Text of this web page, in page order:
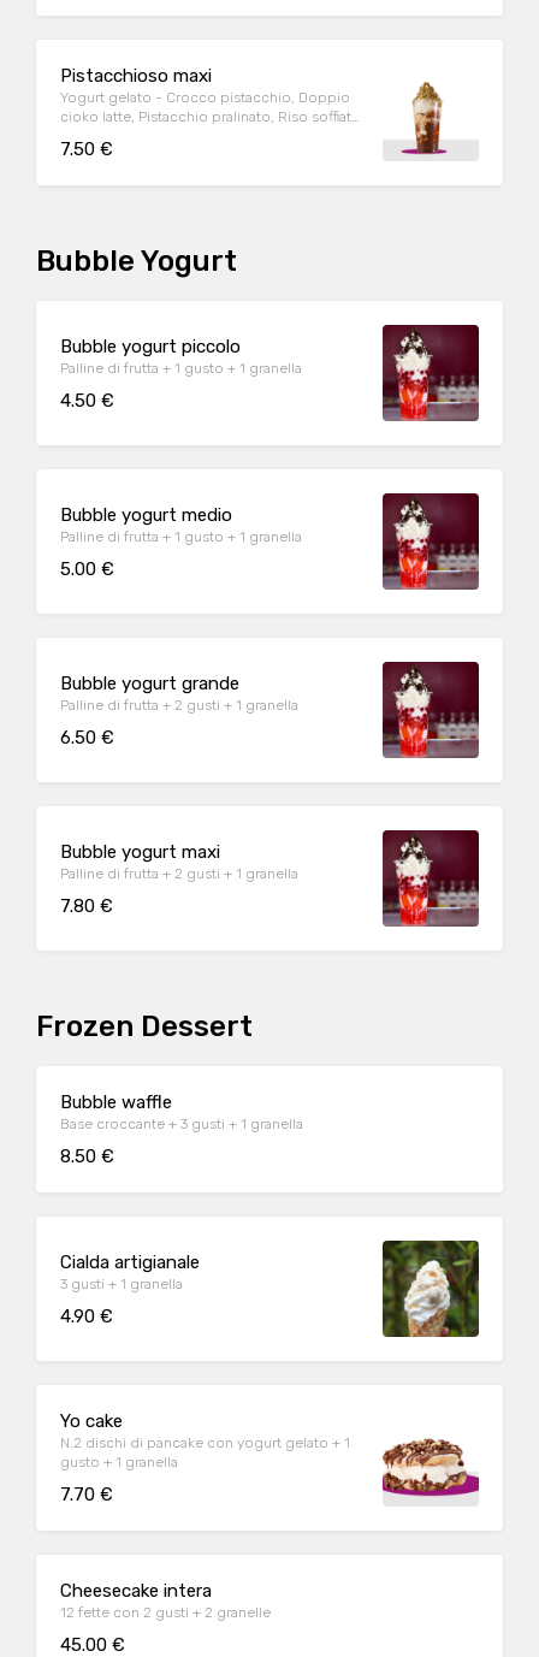
Pistacchioso maxi
Yogurt gelato - Crocco pistacchio, Doppio
cioko latte, Pistacchio pralinato, Riso soffiato
7.50 €
Bubble Yogurt
Bubble yogurt piccolo
Palline di frutta + 1 gusto + 1 granella
4.50 €
Bubble yogurt medio
Palline di frutta + 1 gusto + 1 granella
5.00 €
Bubble yogurt grande
Palline di frutta + 2 gusti + 1 granella
6.50 €
Bubble yogurt maxi
Palline di frutta + 2 gusti + 1 granella
7.80 €
Frozen Dessert
Bubble waffle
Base croccante + 3 gusti + 1 granella
8.50 €
Cialda artigianale
3 gusti + 1 granella
4.90 €
Yo cake
N.2 dischi di pancake con yogurt gelato + 1
gusto + 1 granella
7.70 €
Cheesecake intera
12 fette con 2 gusti + 2 granelle
45.00 €